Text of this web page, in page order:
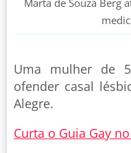
Uma mulher de
ofender casal
Alegre.
Curta o Guia Gay